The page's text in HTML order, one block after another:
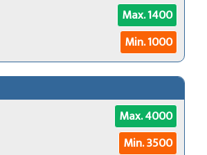
Max. 1400
Min. 1000
Max. 4000
Min. 3500